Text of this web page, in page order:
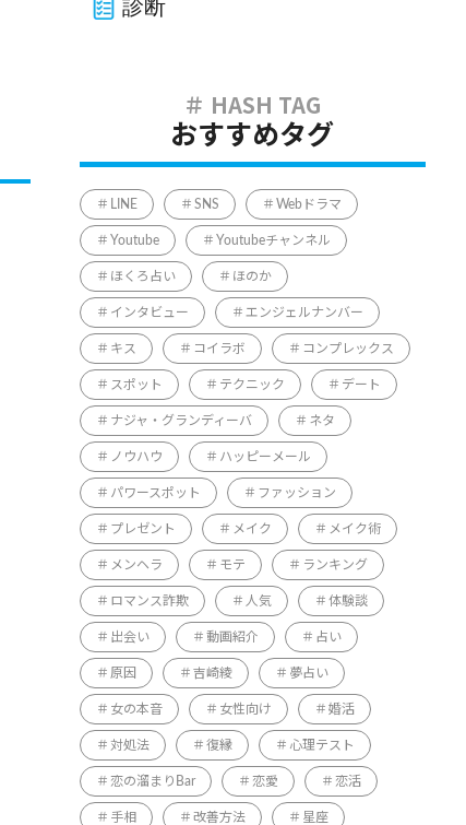
診断
おすすめタグ
LINE SNS Webドラマ
Youtube Youtubeチャンネル
ほくろ占い ほのか
インタビュー エンジェルナンバー
キス コイラボ コンプレックス
スポット テクニック デート
ナジャ・グランディーバ ネタ
ノウハウ ハッピーメール
パワースポット ファッション
プレゼント メイク メイク術
メンヘラ モテ ランキング
ロマンス詐欺 人気 体験談
出会い 動画紹介 占い
原因 吉崎綾 夢占い
女の本音 女性向け 婚活
対処法 復縁 心理テスト
恋の溜まりBar 恋愛 恋活
手相 改善方法 星座